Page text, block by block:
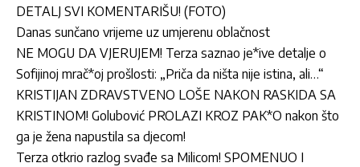
DETALJ SVI KOMENTARIŠU! (FOTO)
Danas sunčano vrijeme uz umjerenu oblačnost
NE MOGU DA VJERUJEM! Terza saznao je*ive detalje o
Sofijinoj mrač*oj prošlosti: „Priča da ništa nije istina, ali…“
KRISTIJAN ZDRAVSTVENO LOŠE NAKON RASKIDA SA
KRISTINOM! Golubović PROLAZI KROZ PAK*O nakon što
ga je žena napustila sa djecom!
Terza otkrio razlog svađe sa Milicom! SPOMENUO I